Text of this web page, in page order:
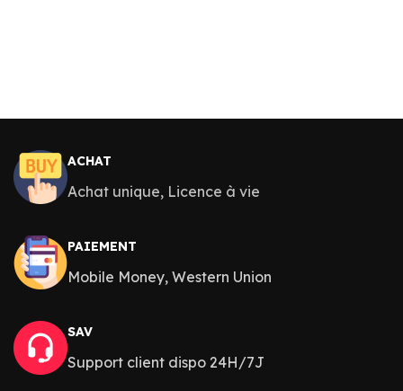
ACHAT
Achat unique, Licence à vie
PAIEMENT
Mobile Money, Western Union
SAV
Support client dispo 24H/7J